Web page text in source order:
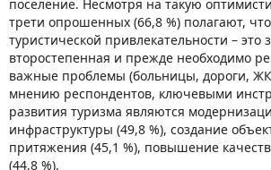
поселение. Несмотря на такую
трети опрошенных (66,8 %) полагают,
туристической привлекательности – это
второстепенная и прежде необходимо
важные проблемы (больницы, дороги,
мнению респондентов, ключевыми
развития туризма являются
инфраструктуры (49,8 %), создание
притяжения (45,1 %), повышение
(44,8 %).